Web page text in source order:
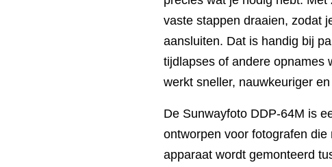
vaste stappen draaien, zodat
aansluiten. Dat is handig bij
tijdlapses of andere opnames
werkt sneller, nauwkeuriger
De Sunwayfoto DDP-64M is
ontworpen voor fotografen
apparaat wordt gemonteerd